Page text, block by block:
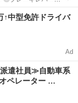
↑中型免許ドライバ
Ad
遣社員≫自動車系
ペレーター …